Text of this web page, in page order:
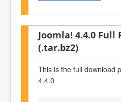
Joomla! 4.4.0 Full
(.tar.bz2)
This is the full download
4.4.0